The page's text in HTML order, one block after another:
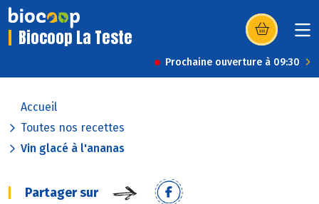
Biocoop La Teste (s’ouvre dans
Prochaine ouverture à 09:30
Accueil
Toutes nos recettes
Vin glacé à l'ananas
Partager sur